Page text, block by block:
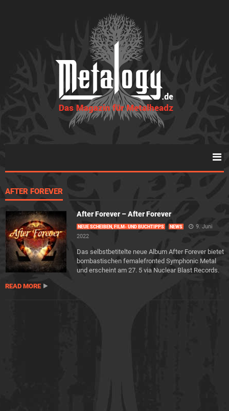
AFTER FOREVER
After Forever – After Forever
NEUE SCHEIBEN, FILM- UND BUCHTIPPS NEWS
9. Juni
2022
Das selbstbetitelte neue Album After Forever bietet
bombastischen femalefronted Symphonic Metal
und erscheint am 27. 5 via Nuclear Blast Records.
READ MORE